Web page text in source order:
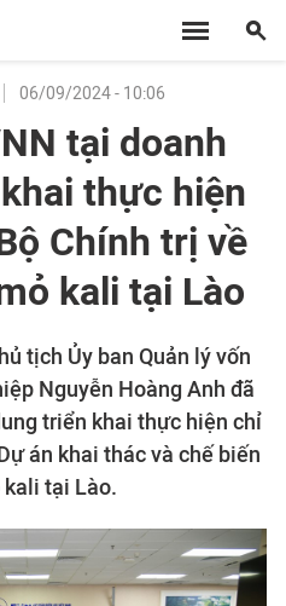
06/09/2024 - 10:06
tại doanh
thực hiện
Chính trị về
kali tại Lào
tịch Ủy ban Quản lý vốn
Nguyễn Hoàng Anh đã
triển khai thực hiện chỉ
án khai thác và chế biến
tại Lào.